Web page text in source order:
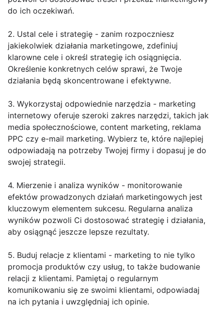
do ich oczekiwań.
2. Ustal cele i strategię - zanim rozpoczniesz
jakiekolwiek działania marketingowe, zdefiniuj
klarowne cele i określ strategię ich osiągnięcia.
Określenie konkretnych celów sprawi, że Twoje
działania będą skoncentrowane i efektywne.
3. Wykorzystaj odpowiednie narzędzia - marketing
internetowy oferuje szeroki zakres narzędzi, takich jak
media społecznościowe, content marketing, reklama
PPC czy e-mail marketing. Wybierz te, które najlepiej
odpowiadają na potrzeby Twojej firmy i dopasuj je do
swojej strategii.
4. Mierzenie i analiza wyników - monitorowanie
efektów prowadzonych działań marketingowych jest
kluczowym elementem sukcesu. Regularna analiza
wyników pozwoli Ci dostosować strategię i działania,
aby osiągnąć jeszcze lepsze rezultaty.
5. Buduj relacje z klientami - marketing to nie tylko
promocja produktów czy usług, to także budowanie
relacji z klientami. Pamiętaj o regularnym
komunikowaniu się ze swoimi klientami, odpowiadaj
na ich pytania i uwzględniaj ich opinie.